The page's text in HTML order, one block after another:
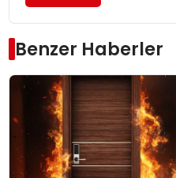
Benzer Haberler